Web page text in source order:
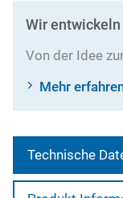
Wir
Von der Idee
Mehr
Technische